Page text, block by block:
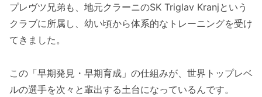
プレヴツ兄弟も、地元クラーニのSK Triglav Kranjという
クラブに所属し、幼い頃から体系的なトレーニングを受け
てきました。
この「早期発見・早期育成」の仕組みが、世界トップレベ
ルの選手を次々と輩出する土台になっているんです。